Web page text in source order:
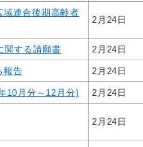
連合後期高齢者
2月24日
関する請願書 2月24日
報告 2月24日
10月分～12月分) 2月24日
2月24日